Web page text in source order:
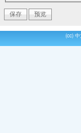
(cc)中